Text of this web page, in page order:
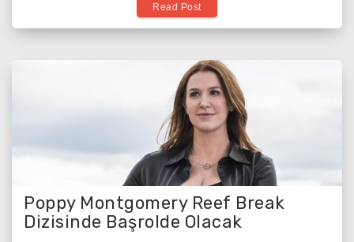
Read Post
Poppy Montgomery Reef Break
Dizisinde Başrolde Olacak